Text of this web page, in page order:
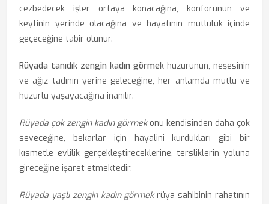
cezbedecek işler ortaya konacağına, konforunun ve
keyfinin yerinde olacağına ve hayatının mutluluk içinde
geçeceğine tabir olunur.
Rüyada tanıdık zengin kadın görmek huzurunun, neşesinin
ve ağız tadının yerine geleceğine, her anlamda mutlu ve
huzurlu yaşayacağına inanılır.
Rüyada çok zengin kadın görmekonu kendisinden daha çok
seveceğine, bekarlar için hayalini kurdukları gibi bir
kısmetle evlilik gerçekleştireceklerine, tersliklerin yoluna
gireceğine işaret etmektedir.
Rüyada yaşlı zengin kadın görmekrüya sahibinin rahatının